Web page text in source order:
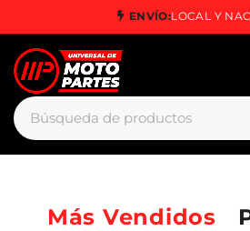
ENVÍO:LOCAL Y
Más Vendidos